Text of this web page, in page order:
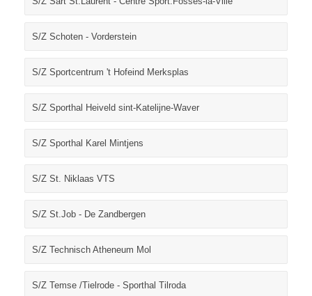
S/Z Schoten - Vorderstein
S/Z Sportcentrum 't Hofeind Merksplas
S/Z Sporthal Heiveld sint-Katelijne-Waver
S/Z Sporthal Karel Mintjens
S/Z St. Niklaas VTS
S/Z St.Job - De Zandbergen
S/Z Technisch Atheneum Mol
S/Z Temse /Tielrode - Sporthal Tilroda